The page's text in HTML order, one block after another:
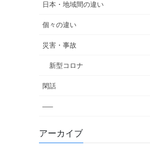
日本・地域間の違い
個々の違い
災害・事故
新型コロナ
閑話
—–
アーカイブ